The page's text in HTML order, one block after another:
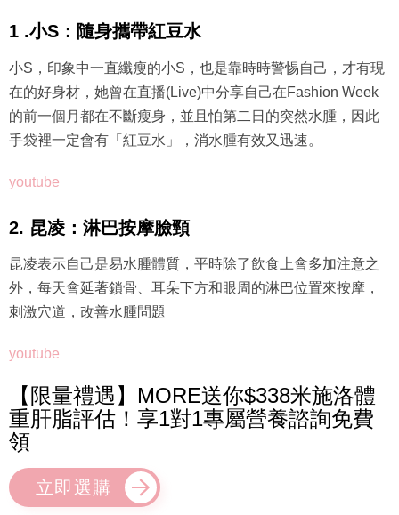
1 .小S：隨身攜帶紅豆水
小S，印象中一直纖瘦的小S，也是靠時時警惕自己，才有現
在的好身材，她曾在直播(Live)中分享自己在Fashion Week
的前一個月都在不斷瘦身，並且怕第二日的突然水腫，因此
手袋裡一定會有「紅豆水」，消水腫有效又迅速。
youtube
2. 昆凌：淋巴按摩臉頸
昆凌表示自己是易水腫體質，平時除了飲食上會多加注意之
外，每天會延著鎖骨、耳朵下方和眼周的淋巴位置來按摩，
刺激穴道，改善水腫問題
youtube
【限量禮遇】MORE送你$338米施洛體
重肝脂評估！享1對1專屬營養諮詢免費
領
立即選購